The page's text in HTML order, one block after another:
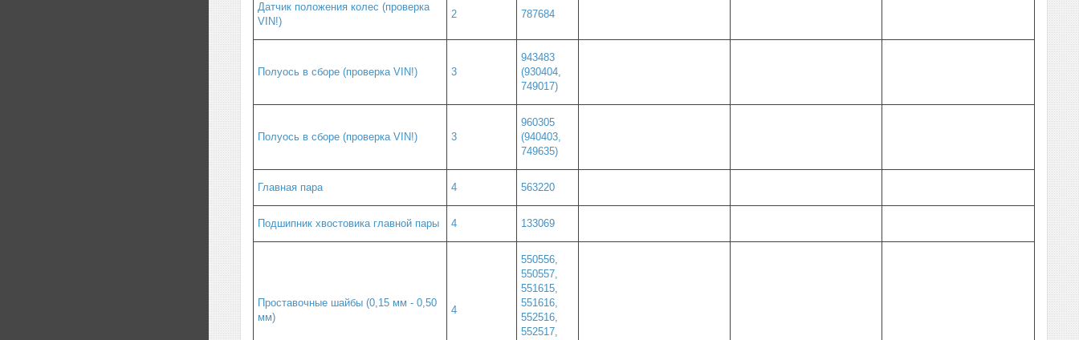
Датчик положения колес (проверка
VIN!)
2 787684
Полуось в сборе (проверка VIN!) 3
943483
(930404,
749017)
Полуось в сборе (проверка VIN!) 3
960305
(940403,
749635)
Главная пара 4 563220
Подшипник хвостовика главной пары 4 133069
Проставочные шайбы (0,15 мм - 0,50
мм)
4
550556,
550557,
551615,
551616,
552516,
552517,